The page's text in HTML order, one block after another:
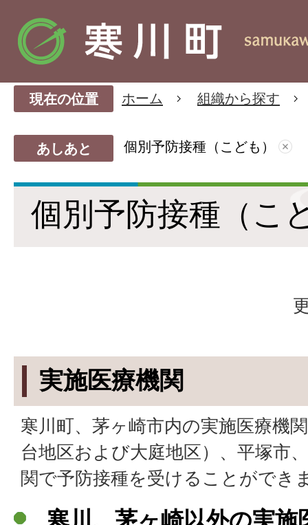
現在の位置 ホーム 組織から探す
あしあと 個別予防接種（こども）
個別予防接種（こ
実施医療機関
寒川町、茅ヶ崎市内の実施医療機
台地区および大庭地区）、平塚市
関で予防接種を受けることができ
寒川、茅ヶ崎以外の実施